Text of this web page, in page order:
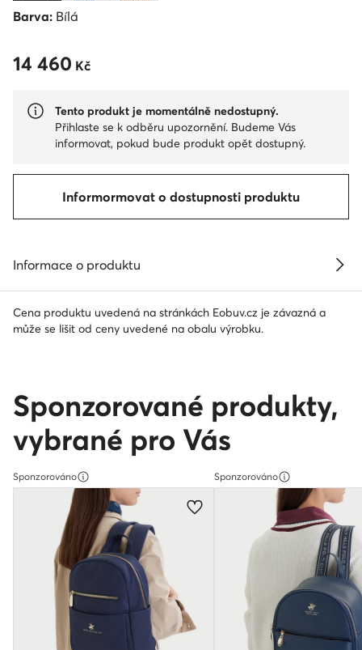
Barva: Bílá
14 460 Kč
14 460 Kč
Tento produkt je momentálně nedostupný.
Přihlaste se k odběru upozornění. Budeme Vás
informovat, pokud bude produkt opět dostupný.
Informormovat o dostupnosti produktu
Informace o produktu
Cena produktu uvedená na stránkách Eobuv.cz je závazná a
může se lišit od ceny uvedené na obalu výrobku.
Sponzorované produkty,
vybrané pro Vás
Sponzorováno Sponzorováno